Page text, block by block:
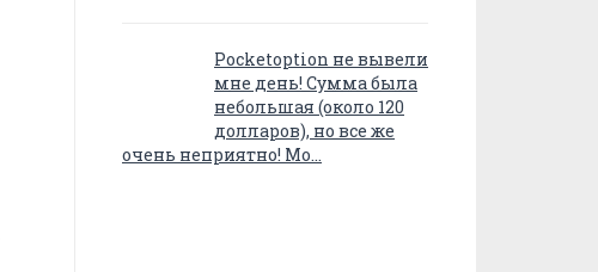
Pocketoption не вывели
мне день! Сумма была
небольшая (около 120
долларов), но все же
очень неприятно! Мо…